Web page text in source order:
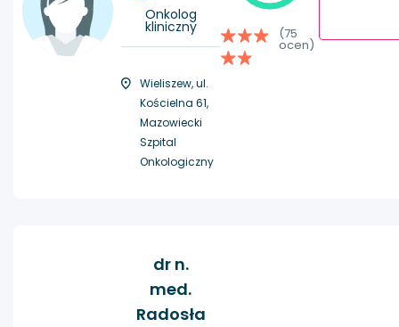
Onkolog
kliniczny
Wieliszew, ul.
Kościelna 61,
Mazowiecki
Szpital
Onkologiczny
(75
ocen)
dr n.
med.
Radosła